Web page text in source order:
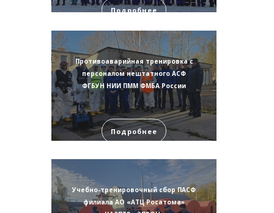
Подробнее
Противоаварийная тренировка с
персоналом нештатного АСФ
ФГБУН НИИ ПММ ФМБА России
Подробнее
Учебно-тренировочный сбор ПАСФ
филиала АО «АТЦ Росатома»